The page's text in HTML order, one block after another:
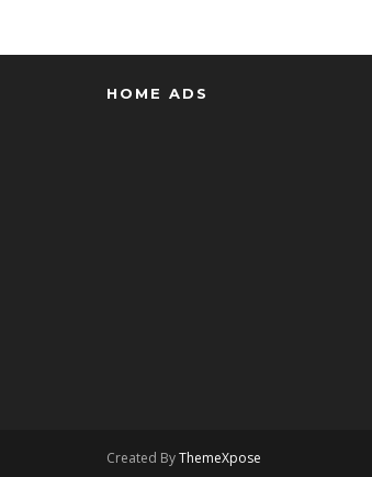
HOME ADS
Created ByThemeXpose